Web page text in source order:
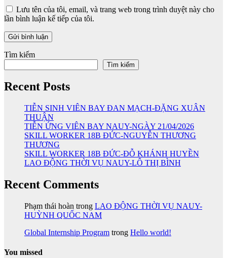
Lưu tên của tôi, email, và trang web trong trình duyệt này cho
lần bình luận kế tiếp của tôi.
Tìm kiếm
Tìm kiếm
Recent Posts
TIỄN SINH VIÊN BAY ĐAN MẠCH-ĐẶNG XUÂN
THUẬN
TIỄN ỨNG VIÊN BAY NAUY-NGÀY 21/04/2026
SKILL WORKER 18B ĐỨC-NGUYỄN THƯƠNG
THƯƠNG
SKILL WORKER 18B ĐỨC-ĐỖ KHÁNH HUYỀN
LAO ĐỘNG THỜI VỤ NAUY-LÔ THỊ BÌNH
Recent Comments
Phạm thái hoàn trong LAO ĐỘNG THỜI VỤ NAUY-
HUỲNH QUỐC NAM
Global Internship Program trong Hello world!
You missed